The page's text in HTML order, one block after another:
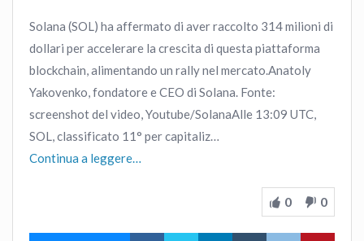
Solana (SOL) ha affermato di aver raccolto 314 milioni di
dollari per accelerare la crescita di questa piattaforma
blockchain, alimentando un rally nel mercato.Anatoly
Yakovenko, fondatore e CEO di Solana. Fonte:
screenshot del video, Youtube/SolanaAlle 13:09 UTC,
SOL, classificato 11° per capitaliz…
Continua a leggere…
0 0